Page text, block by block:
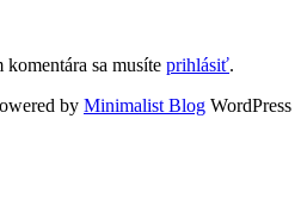
komentára sa musíte prihlásiť.
by Minimalist Blog WordPress